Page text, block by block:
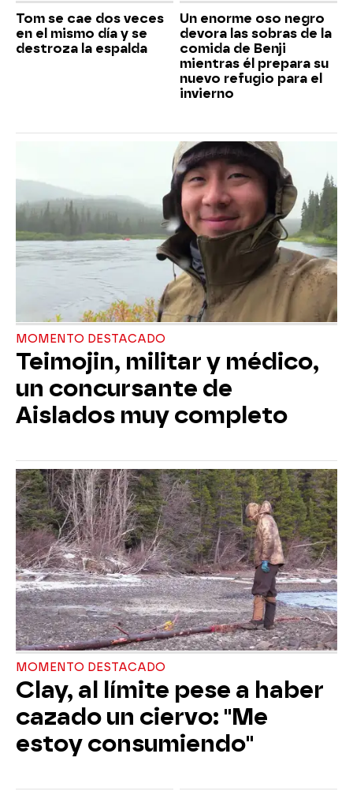
Tom se cae dos veces
en el mismo día y se
destroza la espalda
Un enorme oso negro
devora las sobras de la
comida de Benji
mientras él prepara su
nuevo refugio para el
invierno
MOMENTO DESTACADO
Teimojin, militar y médico,
un concursante de
Aislados muy completo
MOMENTO DESTACADO
Clay, al límite pese a haber
cazado un ciervo: "Me
estoy consumiendo"